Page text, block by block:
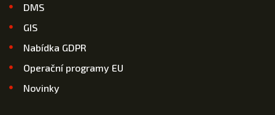
DMS
GIS
Nabídka GDPR
Operační programy EU
Novinky